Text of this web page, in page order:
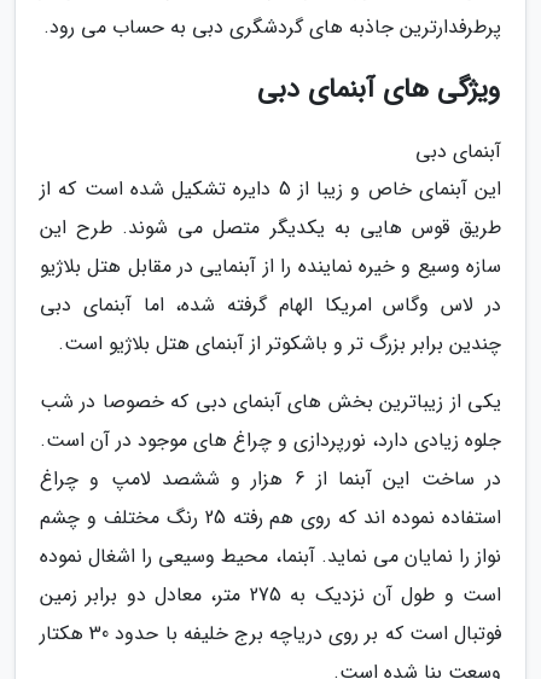
پرطرفدارترین جاذبه های گردشگری دبی به حساب می رود.
ویژگی های آبنمای دبی
آبنمای دبی
این آبنمای خاص و زیبا از 5 دایره تشکیل شده است که از
طریق قوس هایی به یکدیگر متصل می شوند. طرح این
سازه وسیع و خیره نماینده را از آبنمایی در مقابل هتل بلاژیو
در لاس وگاس امریکا الهام گرفته شده، اما آبنمای دبی
چندین برابر بزرگ تر و باشکوتر از آبنمای هتل بلاژیو است.
یکی از زیباترین بخش های آبنمای دبی که خصوصا در شب
جلوه زیادی دارد، نورپردازی و چراغ های موجود در آن است.
در ساخت این آبنما از 6 هزار و ششصد لامپ و چراغ
استفاده نموده اند که روی هم رفته 25 رنگ مختلف و چشم
نواز را نمایان می نماید. آبنما، محیط وسیعی را اشغال نموده
است و طول آن نزدیک به 275 متر، معادل دو برابر زمین
فوتبال است که بر روی دریاچه برج خلیفه با حدود 30 هکتار
وسعت بنا شده است.